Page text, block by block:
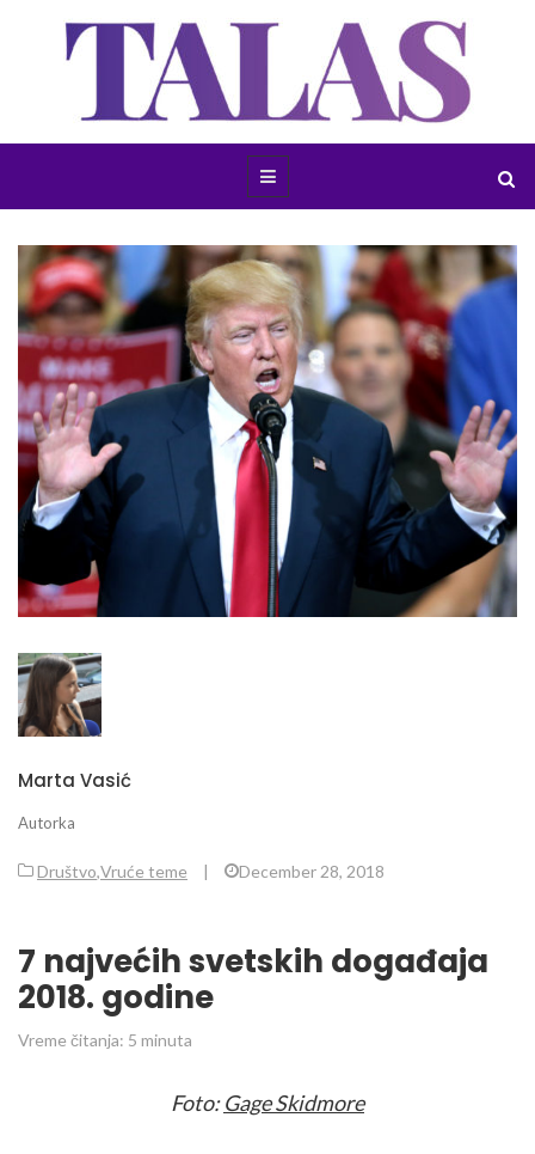
Marta Vasić
Autorka
Društvo,Vruće teme | December 28, 2018
7 najvećih svetskih događaja
2018. godine
Vreme čitanja: 5 minuta
Foto:Gage Skidmore